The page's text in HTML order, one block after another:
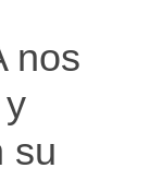
nos
su